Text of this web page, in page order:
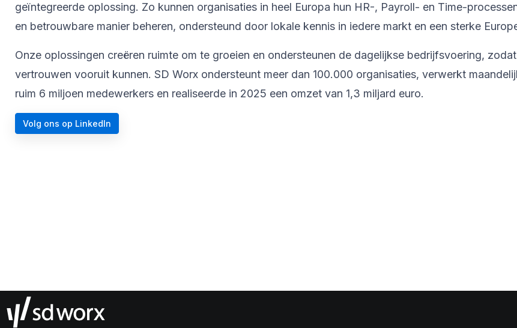
geïntegreerde oplossing. Zo kunnen organisaties in heel Europa hun HR-, Payroll- en Time-
en betrouwbare manier beheren, ondersteund door lokale kennis in iedere markt en een sterke
Onze oplossingen creëren ruimte om te groeien en ondersteunen de dagelijkse bedrijfsvoering,
vertrouwen vooruit kunnen. SD Worx ondersteunt meer dan 100.000 organisaties, verwerkt
ruim 6 miljoen medewerkers en realiseerde in 2025 een omzet van 1,3 miljard euro.
Volg ons op LinkedIn